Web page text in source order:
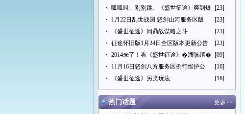
・
呱呱叫、别别跳、《盛世征途》爽到爆 [23]
・
1月22日乱世战国 怒剑山河服务区版
[23]
・
《盛世征途》问鼎战谋略之斗
[23]
・
征途怀旧版1月24日全区版本更新公告
[23]
・
2014来了！看《盛世征途》�潘咳绾� [09]
・
11月16日怒剑八方服务区例行维护公
[16]
・
《盛世征途》另类玩法 [16]
热门话题 更多>>